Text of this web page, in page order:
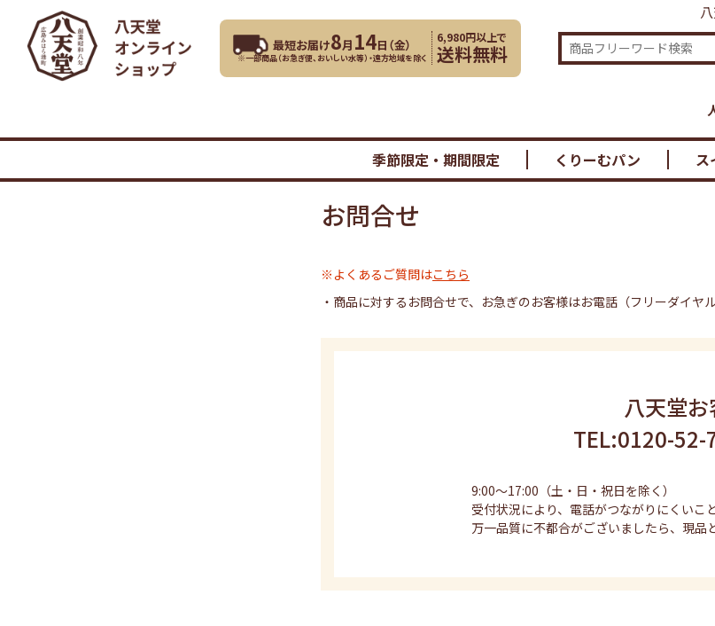
最短お届け8月 14日（金）
※一部商品（お急ぎ便、おいしい水等）・遠方地域を除く
6,980円以上で
送料無料
季節限定・期間限定 くりーむパン ス
お問合せ
※よくあるご質問はこちら
・商品に対するお問合せで、お急ぎのお客様はお電話（フリーダイヤ
八天堂
TEL:0120-52-
9:00～17:00（土・日・祝日を除く）
受付状況により、電話がつながりにくいこ
万一品質に不都合がございましたら、現品